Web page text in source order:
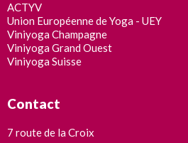
ACTYV
Union Européenne de Yoga - UEY
Viniyoga Champagne
Viniyoga Grand Ouest
Viniyoga Suisse
Contact
7 route de la Croix